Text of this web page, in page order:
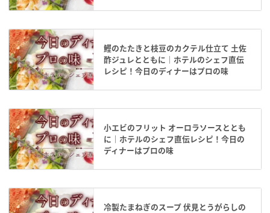
鰹のたたきと枝豆のカクテル仕立て 土佐
酢ジュレとともに｜ホテルのシェフ直伝
レシピ！今日のディナーはプロの味
小エビのフリット オーロラソースととも
に｜ホテルのシェフ直伝レシピ！今日の
ディナーはプロの味
冷製たまねぎのスープ 伏見とうがらしの